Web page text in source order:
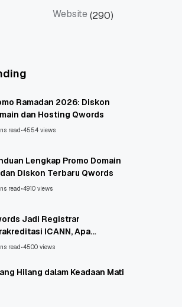
Website (290)
Ramadan 2026: Diskon
dan Hosting Qwords
read•4554 views
Lengkap Promo Domain
dan Diskon Terbaru Qwords
read•4910 views
Jadi Registrar
ICANN, Apa
read•4500 views
Hilang dalam Keadaan Mati